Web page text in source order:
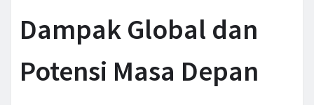
Dampak Global dan
Potensi Masa Depan